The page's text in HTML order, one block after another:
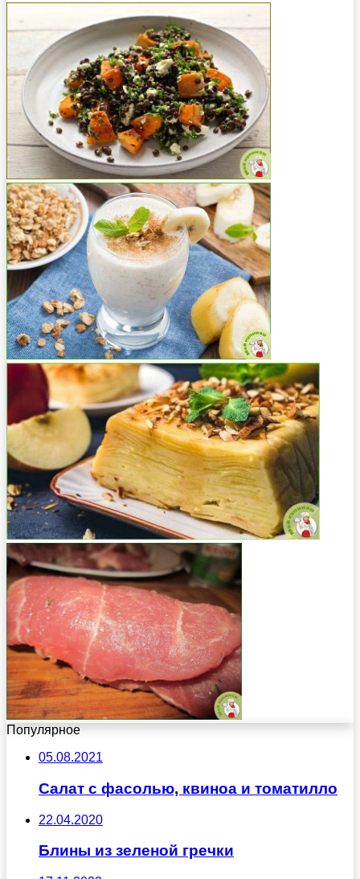
Популярное
05.08.2021
Салат с фасолью, квиноа и томатилло
22.04.2020
Блины из зеленой гречки